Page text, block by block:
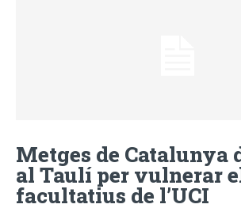
Metges de Catalunya
al Taulí per vulnerar
facultatius de l’UCI